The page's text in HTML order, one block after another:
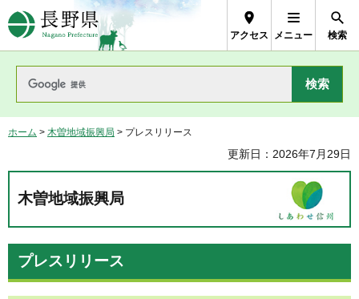
長野県Nagano Prefecture
アクセス メニュー 検索
ホーム > 木曽地域振興局 > プレスリリース
更新日：2026年7月29日
木曽地域振興局
プレスリリース